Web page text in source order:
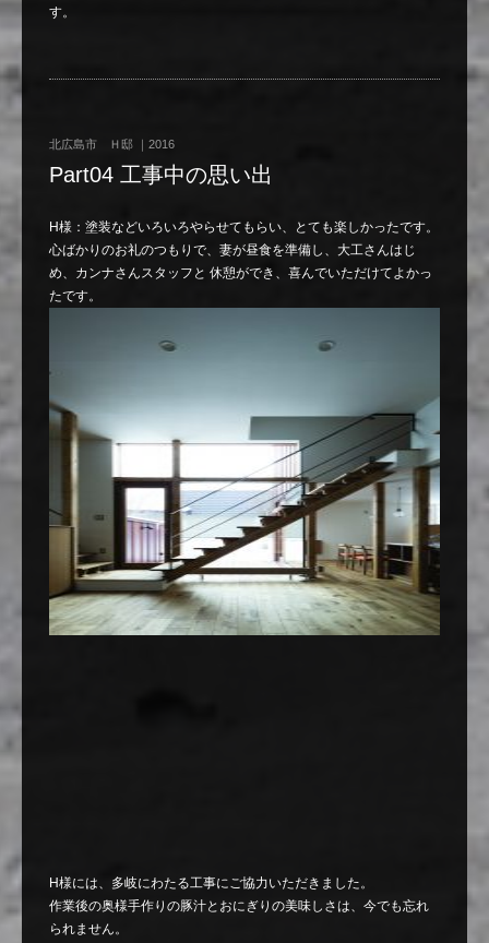
す。
北広島市 Ｈ邸 ｜2016
Part04 工事中の思い出
H様：塗装などいろいろやらせてもらい、とても楽しかったです。
心ばかりのお礼のつもりで、妻が昼食を準備し、大工さんはじ
め、カンナさんスタッフと 休憩ができ、喜んでいただけてよかっ
たです。
H様には、多岐にわたる工事にご協力いただきました。
作業後の奥様手作りの豚汁とおにぎりの美味しさは、今でも忘れ
られません。